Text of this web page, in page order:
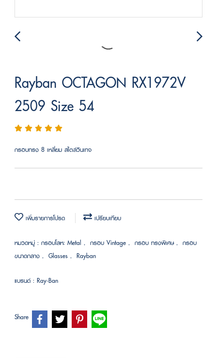
Rayban OCTAGON RX1972V
2509 Size 54
กรอบทรง 8 เหลี่ยม สไตล์วินเทจ
เพิ่มรายการโปรด เปรียบเทียบ
หมวดหมู่ : กรอบโลหะ Metal , กรอบ Vintage , กรอบ ทรงพิเศษ, กรอบ
ขนาดกลาง , Glasses , Rayban
แบรนด์ : Ray-Ban
Share